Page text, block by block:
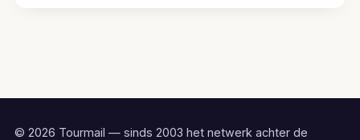
© 2026 Tourmail — sinds 2003 het netwerk achter de